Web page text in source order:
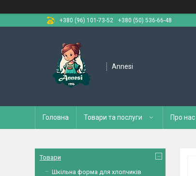
+380 (96) 101-73-52
+380 (50) 536-66-48
Annesi
Головна Товари та послуги Про нас
Товари
Шкільна форма для хлопчиків